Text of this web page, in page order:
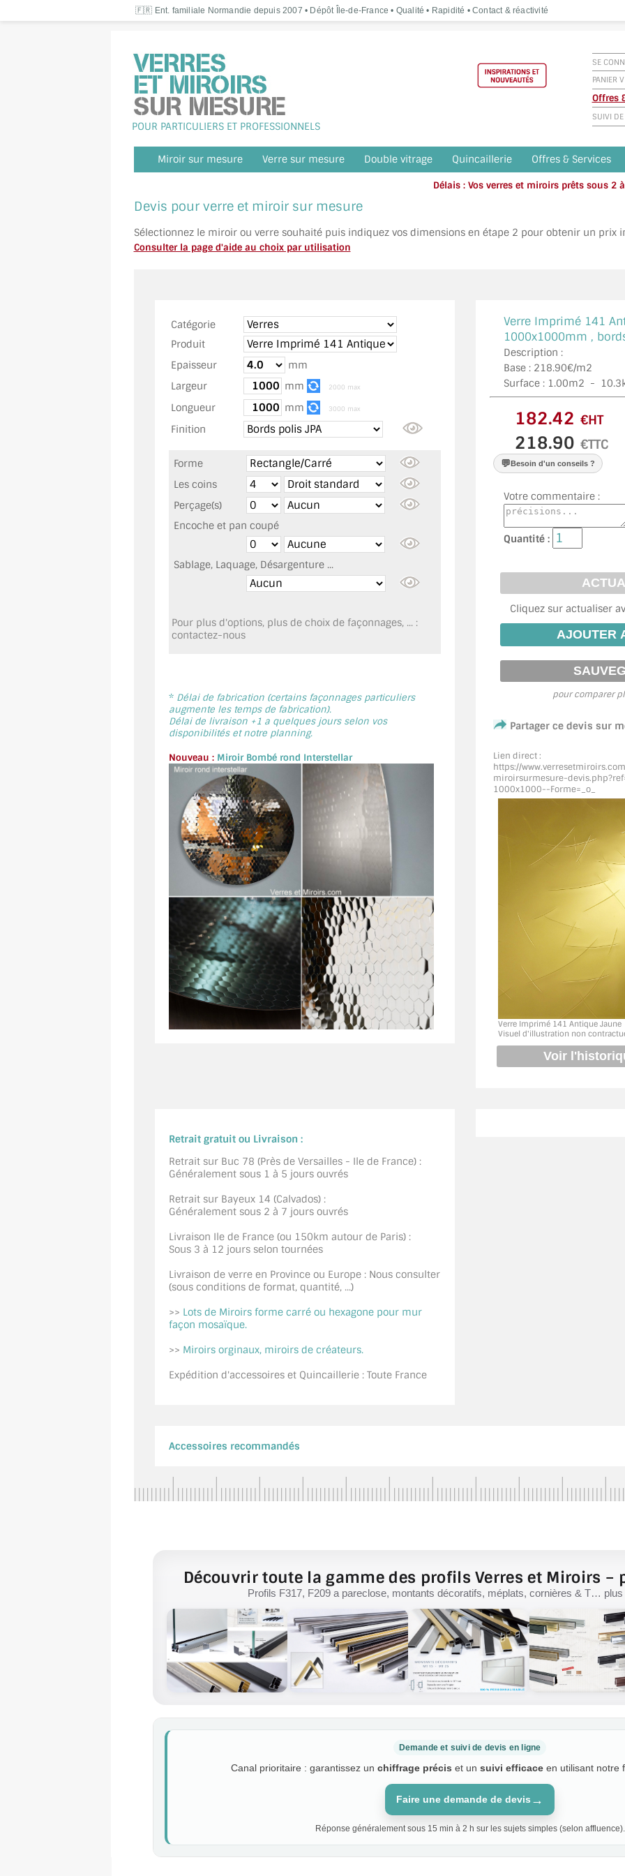
🇫🇷 Ent. familiale Normandie depuis 2007 • Dépôt Île-de-France • Qualité • Rapidité • Contact & réactivité
POUR PARTICULIERS ET PROFESSIONNELS
SE
PANIER
Offres
SUIVI
Miroir sur mesure Verre sur mesure Double vitrage Quincaillerie Offres & Services
Délais : Vos verres et miroirs prêts sous 2
Devis pour verre et miroir sur mesure
Sélectionnez le miroir ou verre souhaité puis indiquez vos dimensions en étape 2 pour obtenir un prix
Consulter la page d'aide au choix par utilisation
Catégorie
Produit
Epaisseur
mm
Largeur
mm 2000 max
Longueur mm 3000 max
Finition
Forme
Les coins
Perçage(s)
Encoche et pan coupé
Sablage, Laquage, Désargenture ...
Pour plus d'options, plus de choix de façonnages, ... :
contactez-nous
* Délai de fabrication (certains façonnages particuliers
augmente les temps de fabrication).
Délai de livraison +1 a quelques jours selon vos
disponibilités et notre planning.
Nouveau : Miroir Bombé rond Interstellar
Verre Imprimé 141
1000x1000mm ,
Description :
Base : 218.90€/m2
Surface : 1.00m2 - 10.3
€HT
€TTC
💬Besoin d'un conseils ?
Votre commentaire :
Quantité :
Cliquez sur actualiser
pour comparer
Partager ce devis sur
Lien direct :
https://
miroirsurmesure-
1000x1000--Forme=_o_
Verre Imprimé 141 Antique Jaune
Visuel d'illustration non
Retrait gratuit ou Livraison :
Retrait sur Buc 78 (Près de Versailles - Ile de France) :
Généralement sous 1 à 5 jours ouvrés
Retrait sur Bayeux 14 (Calvados) :
Généralement sous 2 à 7 jours ouvrés
Livraison Ile de France (ou 150km autour de Paris) :
Sous 3 à 12 jours selon tournées
Livraison de verre en Province ou Europe : Nous consulter
(sous conditions de format, quantité, ...)
>> Lots de Miroirs forme carré ou hexagone pour mur
façon mosaïque.
>> Miroirs orginaux, miroirs de créateurs.
Expédition d'accessoires et Quincaillerie : Toute France
Accessoires recommandés
Découvrir toute la gamme des profils Verres et Miroirs
Profils F317, F209 a pareclose, montants décoratifs, méplats, cornières & T… plus
Demande et suivi de devis en ligne
Canal prioritaire : garantissez un chiffrage précis et un suivi efficaceen utilisant notre
Faire une demande de devis →
Réponse généralement sous 15 min à 2 h sur les sujets simples (selon affluence).